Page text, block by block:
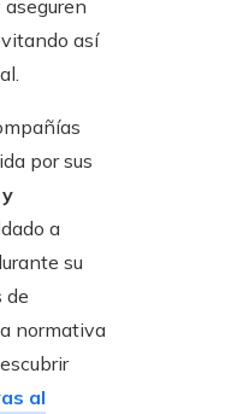
así
por sus
a
su
de
normativa
al